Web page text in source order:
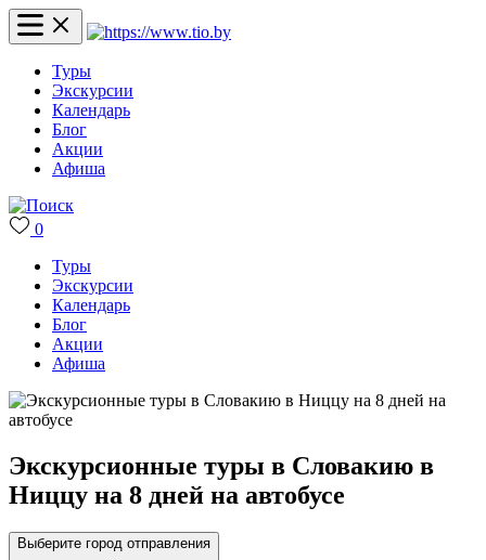
Туры
Экскурсии
Календарь
Блог
Акции
Афиша
0
Туры
Экскурсии
Календарь
Блог
Акции
Афиша
Экскурсионные туры в Словакию в
Ниццу на 8 дней на автобусе
Выберите город отправления